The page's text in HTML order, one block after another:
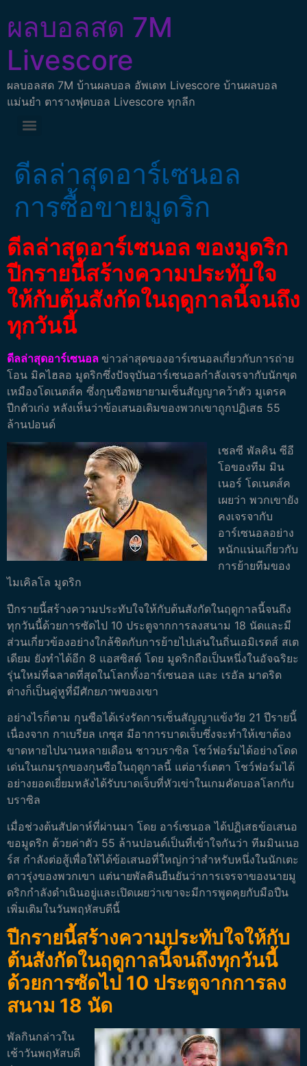
ผลบอลสด 7M
Livescore
ผลบอลสด 7M บ้านผลบอล อัพเดท Livescore บ้านผลบอล
แม่นยำ ตารางฟุตบอล Livescore ทุกลีก
ดีลล่าสุดอาร์เซนอล
การซื้อขายมูดริก
ดีลล่าสุดอาร์เซนอล ของมูดริก
ปีกรายนี้สร้างความประทับใจ
ให้กับต้นสังกัดในฤดูกาลนี้จนถึง
ทุกวันนี้
ดีลล่าสุดอาร์เซนอล ข่าวล่าสุดของอาร์เซนอลเกี่ยวกับการถ่าย
โอน มิคไฮลอ มูดริกซึ่งปัจจุบันอาร์เซนอลกำลังเจรจากับนักขุด
เหมืองโดเนตส์ค ซึ่งกุนซือพยายามเซ็นสัญญาคว้าตัว มูเดรค
ปีกตัวเก่ง หลังเห็นว่าข้อเสนอเดิมของพวกเขาถูกปฏิเสธ 55
ล้านปอนด์
เชลซี พัลคิน ซีอี
โอของทีม มิน
เนอร์ โดเนตส์ค
เผยว่า พวกเขายัง
คงเจรจากับ
อาร์เซนอลอย่าง
หนักแน่นเกี่ยวกับ
การย้ายทีมของ
ไมเคิลโล มูดริก
ปีกรายนี้สร้างความประทับใจให้กับต้นสังกัดในฤดูกาลนี้จนถึง
ทุกวันนี้ด้วยการซัดไป 10 ประตูจากการลงสนาม 18 นัดและมี
ส่วนเกี่ยวข้องอย่างใกล้ชิดกับการย้ายไปเล่นในถิ่นเอมิเรตส์ สเต
เดียม ยังทำได้อีก 8 แอสซิสต์ โดย มูดริกถือเป็นหนึ่งในอัจฉริยะ
รุ่นใหม่ที่ฉลาดที่สุดในโลกทั้งอาร์เซนอล และ เรอัล มาดริด
ต่างก็เป็นคู่หูที่มีศักยภาพของเขา
อย่างไรก็ตาม กุนซือได้เร่งรัดการเซ็นสัญญาแข้งวัย 21 ปีรายนี้
เนื่องจาก กาเบรียล เกซุส มีอาการบาดเจ็บซึ่งจะทำให้เขาต้อง
ขาดหายไปนานหลายเดือน ชาวบราซิล โชว์ฟอร์มได้อย่างโดด
เด่นในเกมรุกของกุนซือในฤดูกาลนี้ แต่อาร์เตตา โชว์ฟอร์มได้
อย่างยอดเยี่ยมหลังได้รับบาดเจ็บที่หัวเข่าในเกมคัดบอลโลกกับ
บราซิล
เมื่อช่วงต้นสัปดาห์ที่ผ่านมา โดย อาร์เซนอล ได้ปฏิเสธข้อเสนอ
ขอมูดริก ด้วยค่าตัว 55 ล้านปอนด์เป็นที่เข้าใจกันว่า ทีมมินเนอ
ร์ส กำลังต่อสู้เพื่อให้ได้ข้อเสนอที่ใหญ่กว่าสำหรับหนึ่งในนักเตะ
ดาวรุ่งของพวกเขา แต่นายพัลคินยืนยันว่าการเจรจาของนายมู
ดริกกำลังดำเนินอยู่และเปิดเผยว่าเขาจะมีการพูดคุยกับมือปืน
เพิ่มเติมในวันพฤหัสบดีนี้
ปีกรายนี้สร้างความประทับใจให้กับ
ต้นสังกัดในฤดูกาลนี้จนถึงทุกวันนี้
ด้วยการซัดไป 10 ประตูจากการลง
สนาม 18 นัด
พัลกินกล่าวใน
เช้าวันพฤหัสบดี